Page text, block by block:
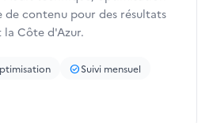
de contenu pour des résultats
la Côte d'Azur.
check_circleSuivi mensuel